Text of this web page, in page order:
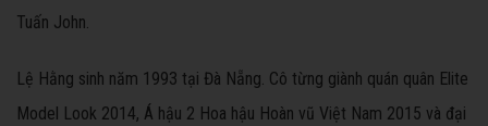
Tuấn John.
Lệ Hằng sinh năm 1993 tại Đà Nẵng. Cô từng giành quán quân Elite
Model Look 2014, Á hậu 2 Hoa hậu Hoàn vũ Việt Nam 2015 và đại